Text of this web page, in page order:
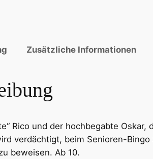
Zusätzliche Informationen
Rico und der hochbegabte
verdächtigt, beim Senioren-
beweisen. Ab 10.